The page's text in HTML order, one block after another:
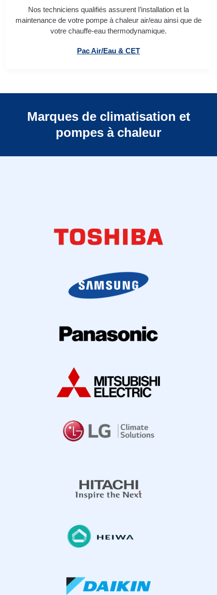
Nos techniciens qualifiés assurent l’installation et la
maintenance de votre pompe à chaleur air/eau ainsi que de
votre chauffe-eau thermodynamique.
Pac Air/Eau & CET
Marques de climatisation et
pompes à chaleur